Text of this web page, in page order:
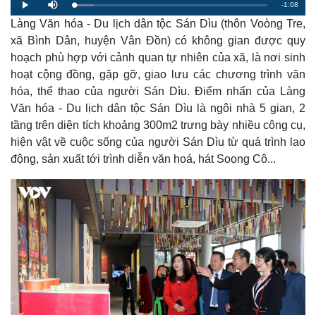
P
l
a
y
M
u
t
e
L
o
e
d
1
0
.
1
%
R
e
n
i
T
e
-1:08
Làng Văn hóa - Du lịch dân tộc Sán Dìu (thôn Voòng Tre,
xã Bình Dân, huyện Vân Đồn) có không gian được quy
hoạch phù hợp với cảnh quan tự nhiên của xã, là nơi sinh
hoạt cộng đồng, gặp gỡ, giao lưu các chương trình văn
hóa, thể thao của người Sán Dìu. Điểm nhấn của Làng
Văn hóa - Du lịch dân tộc Sán Dìu là ngôi nhà 5 gian, 2
tầng trên diện tích khoảng 300m2 trưng bày nhiều công cụ,
hiện vật về cuộc sống của người Sán Dìu từ quá trình lao
động, sản xuất tới trình diễn văn hoá, hát Soọng Cô...